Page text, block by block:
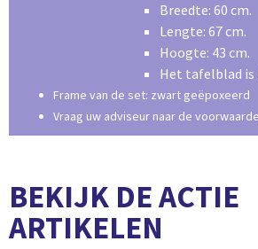
Breedte: 60 cm.
Lengte: 67 cm.
Hoogte: 43 cm.
Het tafelblad is
Frame van de set: zwart geëpoxeerd
Vraag uw adviseur naar de
BEKIJK DE ACTIE
ARTIKELEN